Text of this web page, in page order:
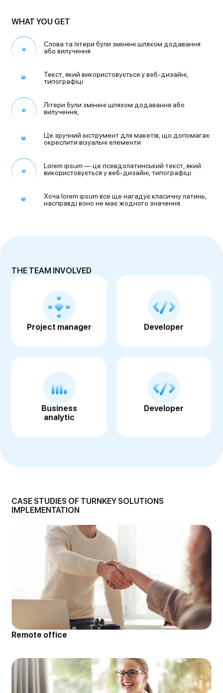
WHAT YOU GET
Слова та літери були зміненішляхом додавання
або вилучення
Текст, який використовується у веб-дизайні,
типографіці
Літери були змінені шляхом додавання або
вилучення,
Це зручний інструмент для макетів,що допомагає
окреслити візуальні елементи
Lorem ipsum — це псевдолатинський текст, який
використовується у веб-дизайні, типографіці
Хоча lorem ipsum все ще нагадуєкласичну латинь,
насправді вононе має жодного значення.
THE TEAM INVOLVED
Project manager Developer
Business
analytic
Developer
CASE STUDIES OF TURNKEY SOLUTIONS
IMPLEMENTATION
Remote office